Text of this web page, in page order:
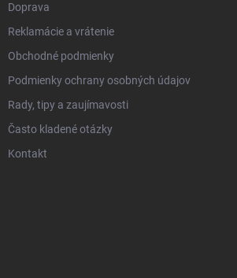
Doprava
Reklamácie a vrátenie
Obchodné podmienky
Podmienky ochrany osobných údajov
Rady, tipy a zaujímavosti
Často kladené otázky
Kontakt